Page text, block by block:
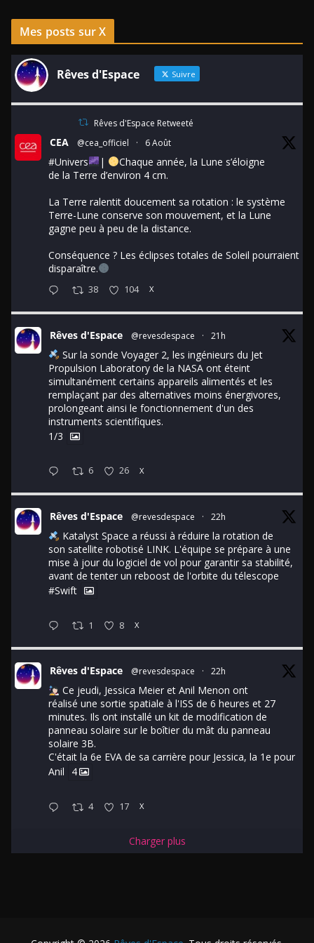
Mes posts sur X
Rêves d'Espace Suivre
Rêves d'Espace Retweeté
CEA @cea_officiel · 6 Août
#Univers |
Chaque année, la Lune s’éloigne
de la Terre d’environ 4 cm.
La Terre ralentit doucement sa rotation : le système
Terre-Lune conserve son mouvement, et la Lune
gagne peu à peu de la distance.
Conséquence ? Les éclipses totales de Soleil pourraient
disparaître.
38 104 X
Rêves d'Espace @revesdespace · 21h
Sur la sonde Voyager 2, les ingénieurs du Jet
Propulsion Laboratory de la NASA ont éteint
simultanément certains appareils alimentés et les
remplaçant par des alternatives moins énergivores,
prolongeant ainsi le fonctionnement d'un des
instruments scientifiques.
1/3
6 26 X
Rêves d'Espace @revesdespace · 22h
Katalyst Space a réussi à réduire la rotation de
son satellite robotisé LINK. L'équipe se prépare à une
mise à jour du logiciel de vol pour garantir sa stabilité,
avant de tenter un reboost de l'orbite du télescope
#Swift
1 8 X
Rêves d'Espace @revesdespace · 22h
Ce jeudi, Jessica Meier et Anil Menon ont
réalisé une sortie spatiale à l'ISS de 6 heures et 27
minutes. Ils ont installé un kit de modification de
panneau solaire sur le boîtier du mât du panneau
solaire 3B.
C'était la 6e EVA de sa carrière pour Jessica, la 1e pour
Anil
4
4 17 X
Charger plus